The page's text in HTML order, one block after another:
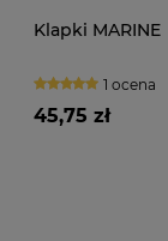
Klapki MARINE
1 ocena
45,75 zł